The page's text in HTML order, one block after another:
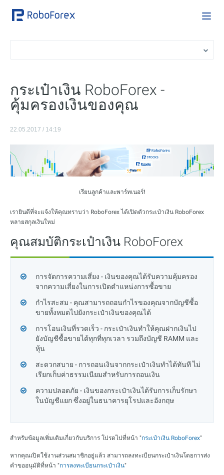
กระเป๋าเงิน RoboForex -
คุ้มครองเงินของคุณ
22.05.2017 / 14:19
เรียนลูกค้าและพาร์ทเนอร์!
เรายินดีที่จะแจ้งให้คุณทราบว่า RoboForex ได้เปิดตัวกระเป๋าเงิน RoboForex
หลายสกุลเงินใหม่
คุณสมบัติกระเป๋าเงิน RoboForex
การจัดการความเสี่ยง - เงินของคุณได้รับความคุ้มครอง
จากความเสี่ยงในการเปิดตำแหน่งการซื้อขาย
กำไรสะสม - คุณสามารถถอนกำไรของคุณจากบัญชีซื้อ
ขายทั้งหมดไปยังกระเป๋าเงินของคุณได้
การโอนเงินที่รวดเร็ว - กระเป๋าเงินทำให้คุณฝากเงินไป
ยังบัญชีซื้อขายได้ทุกที่ทุกเวลา รวมถึงบัญชี RAMM และ
หุ้น
สะดวกสบาย - การถอนเงินจากกระเป๋าเงินทำได้ทันที ไม่
เรียกเก็บค่าธรรมเนียมสำหรับการถอนเงิน
ความปลอดภัย - เงินของกระเป๋าเงินได้รับการเก็บรักษา
ในบัญชีแยก ซึ่งอยู่ในธนาคารยุโรปและอังกฤษ
สำหรับข้อมูลเพิ่มเติมเกี่ยวกับบริการ โปรดไปที่หน้า "กระเป๋าเงิน RoboForex"
หากคุณเปิดใช้งานส่วนสมาชิกอยู่แล้ว สามารถลงทะเบียนกระเป๋าเงินโดยการส่ง
คำขออนุมัติที่หน้า "การลงทะเบียนกระเป๋าเงิน"